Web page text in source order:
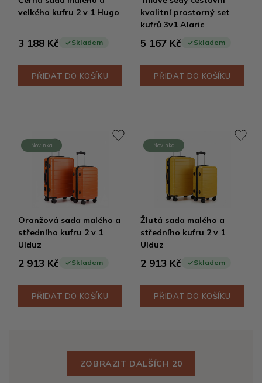
velkého kufru 2 v 1 Hugo
3 188 Kč Skladem
PŘIDAT DO KOŠÍKU
kvalitní prostorný set
kufrů 3v1 Alaric
5 167 Kč Skladem
PŘIDAT DO KOŠÍKU
Novinka
Oranžová sada malého a
středního kufru 2 v 1
Ulduz
2 913 Kč Skladem
PŘIDAT DO KOŠÍKU
Novinka
Žlutá sada malého a
středního kufru 2 v 1
Ulduz
2 913 Kč Skladem
PŘIDAT DO KOŠÍKU
ZOBRAZIT DALŠÍCH 20